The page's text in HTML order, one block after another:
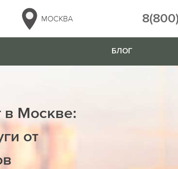
МОСКВА
БЛОГ
в Москве:
от